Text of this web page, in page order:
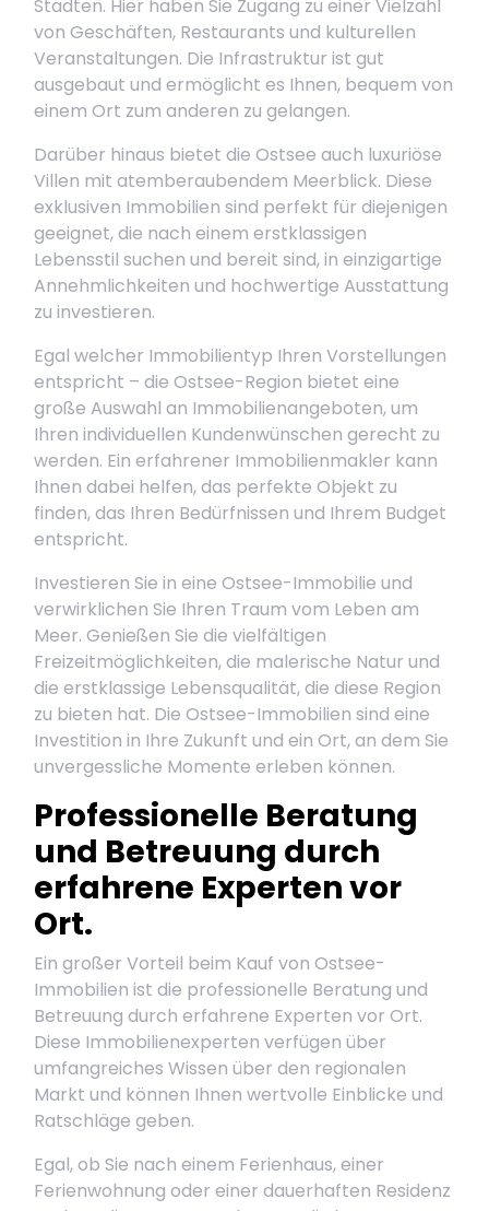
Städten. Hier haben Sie Zugang zu einer Vielzahl
von Geschäften, Restaurants und kulturellen
Veranstaltungen. Die Infrastruktur ist gut
ausgebaut und ermöglicht es Ihnen, bequem von
einem Ort zum anderen zu gelangen.
Darüber hinaus bietet die Ostsee auch luxuriöse
Villen mit atemberaubendem Meerblick. Diese
exklusiven Immobilien sind perfekt für diejenigen
geeignet, die nach einem erstklassigen
Lebensstil suchen und bereit sind, in einzigartige
Annehmlichkeiten und hochwertige Ausstattung
zu investieren.
Egal welcher Immobilientyp Ihren Vorstellungen
entspricht – die Ostsee-Region bietet eine
große Auswahl an Immobilienangeboten, um
Ihren individuellen Kundenwünschen gerecht zu
werden. Ein erfahrener Immobilienmakler kann
Ihnen dabei helfen, das perfekte Objekt zu
finden, das Ihren Bedürfnissen und Ihrem Budget
entspricht.
Investieren Sie in eine Ostsee-Immobilie und
verwirklichen Sie Ihren Traum vom Leben am
Meer. Genießen Sie die vielfältigen
Freizeitmöglichkeiten, die malerische Natur und
die erstklassige Lebensqualität, die diese Region
zu bieten hat. Die Ostsee-Immobilien sind eine
Investition in Ihre Zukunft und ein Ort, an dem Sie
unvergessliche Momente erleben können.
Professionelle Beratung
und Betreuung durch
erfahrene Experten vor
Ort.
Ein großer Vorteil beim Kauf von Ostsee-
Immobilien ist die professionelle Beratung und
Betreuung durch erfahrene Experten vor Ort.
Diese Immobilienexperten verfügen über
umfangreiches Wissen über den regionalen
Markt und können Ihnen wertvolle Einblicke und
Ratschläge geben.
Egal, ob Sie nach einem Ferienhaus, einer
Ferienwohnung oder einer dauerhaften Residenz